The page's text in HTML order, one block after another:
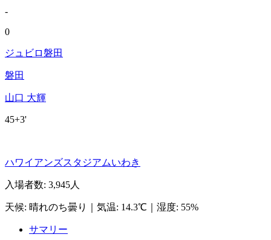
-
0
ジュビロ磐田
磐田
山口 大輝
45+3'
ハワイアンズスタジアムいわき
入場者数: 3,945人
天候: 晴れのち曇り 気温: 14.3℃ 湿度: 55%
サマリー